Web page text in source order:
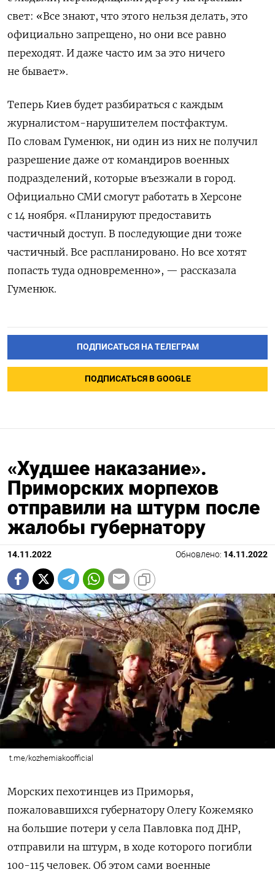
свет: «Все знают, что этого нельзя делать, это
официально запрещено, но они все равно
переходят. И даже часто им за это ничего
не бывает».
Теперь Киев будет разбираться с каждым
журналистом-нарушителем постфактум.
По словам Гуменюк, ни один из них не получил
разрешение даже от командиров военных
подразделений, которые въезжали в город.
Официально СМИ смогут работать в Херсоне
с 14 ноября. «Планируют предоставить
частичный доступ. В последующие дни тоже
частичный. Все распланировано. Но все хотят
попасть туда одновременно», — рассказала
Гуменюк.
ПОДПИСАТЬСЯ НА ТЕЛЕГРАМ
ПОДПИСАТЬСЯ В GOOGLE
«Худшее наказание».
Приморских морпехов
отправили на штурм после
жалобы губернатору
14.11.2022 Обновлено: 14.11.2022
t.me/kozhemiakoofficial
Морских пехотинцев из Приморья,
пожаловавшихся губернатору Олегу Кожемяко
на большие потери у села Павловка под ДНР,
отправили на штурм, в ходе которого погибли
100-115 человек. Об этом сами военные